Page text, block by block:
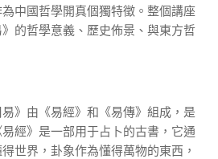
中國哲學開真個獨特徵。整個講座
的哲學意義、歷史佈景、與東方哲
》由《易經》和《易傳》組成，是
經》是一部用于占卜的古書，它通
世界，卦象作為懂得萬物的東西，